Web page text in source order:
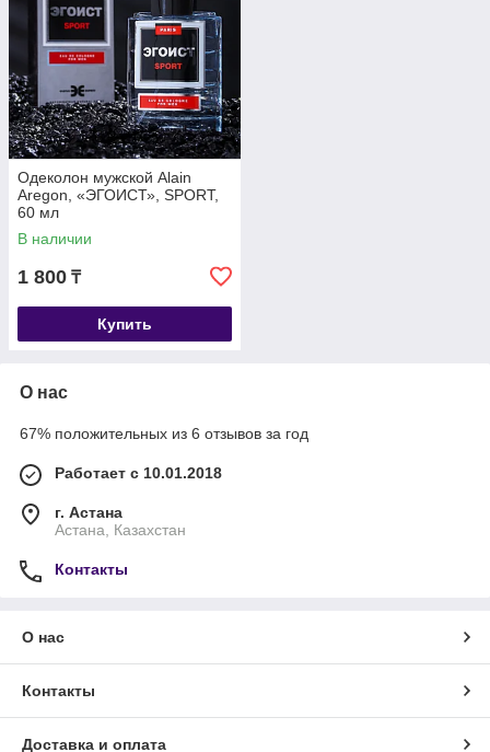
Одеколон мужской Alain
Aregon, «ЭГОИСТ», SPORT,
60 мл
В наличии
1 800 ₸
Купить
О нас
67% положительных из 6 отзывов за год
Работает с 10.01.2018
г. Астана
Астана, Казахстан
Контакты
О нас
Контакты
Доставка и оплата